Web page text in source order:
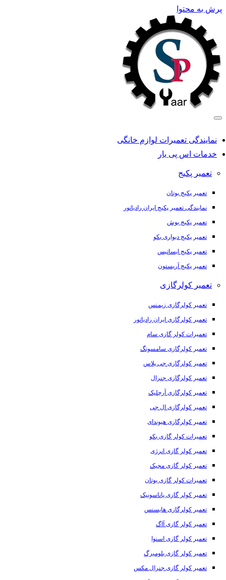
به محتوا
نمایندگی تعمیرات لوازم خانگی
خدمات اس پی یار
تعمیر پکیج
تعمیر پکیج بوتان
نمایندگی تعمیر پکیج ایران رادیاتور
تعمیر پکیج بوش
تعمیر پکیج دیواری بکو
تعمیر پکیج ایساتیس
تعمیر پکیج آریستون
تعمیر کولرگازی
تعمیر کولرگازی زیمنس
تعمیر کولرگازی ایران رادیاتور
تعمیرات کولر گازی سام
تعمیر کولرگازی سامسونگ
تعمیر کولرگازی جی پلاس
تعمیر کولرگازی جنرال
تعمیر کولرگازی آرچلیک
تعمیر کولرگازی ال جی
تعمیر کولرگازی هیوندای
تعمیرات کولر گازی بکو
تعمیر کولر گازی انرژی
تعمیر کولر گازی مجیک
تعمیرات کولر گازی بوتان
تعمیر کولر گازی پاناسونیک
تعمیر کولرگازی هایسنس
تعمیر کولر گازی آاگ
تعمیر کولر گازی اسنوا
تعمیر کولر گازی بلومبرگ
تعمیر کولر گازی جنرال مکس